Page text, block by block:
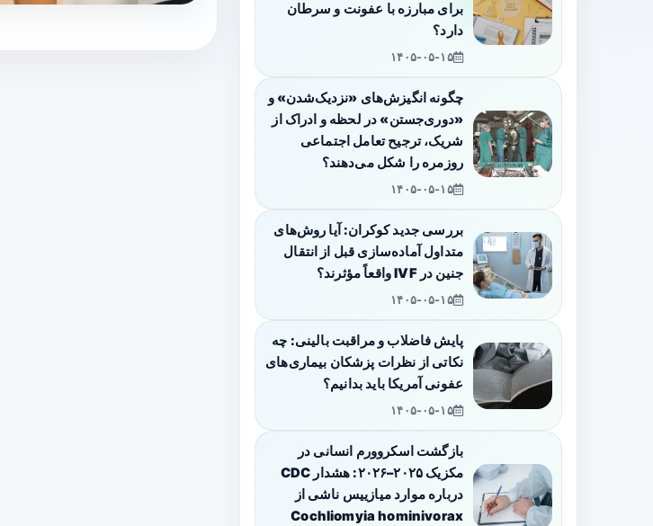
برای مبارزه با عفونت و سرطان
دارد؟
۱۴۰۵-۰۵-۱۵
چگونه انگیزش‌های «نزدیک‌شدن» و
«دوری‌جستن» در لحظه و ادراک از
شریک، ترجیح تعامل اجتماعی
روزمره را شکل می‌دهند؟
۱۴۰۵-۰۵-۱۵
بررسی جدید کوکران: آیا روش‌های
متداول آماده‌سازی قبل از انتقال
جنین در IVF واقعاً مؤثرند؟
۱۴۰۵-۰۵-۱۵
پایش فاضلاب و مراقبت بالینی: چه
نکاتی از نظرات پزشکان بیماری‌های
عفونی آمریکا باید بدانیم؟
۱۴۰۵-۰۵-۱۵
بازگشت اسکروورم انسانی در
مکزیک ۲۰۲۵–۲۰۲۶: هشدار CDC
درباره موارد میازییس ناشی از
Cochliomyia hominivorax